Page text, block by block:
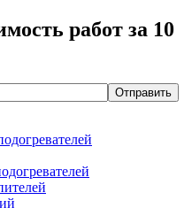
работ за 10